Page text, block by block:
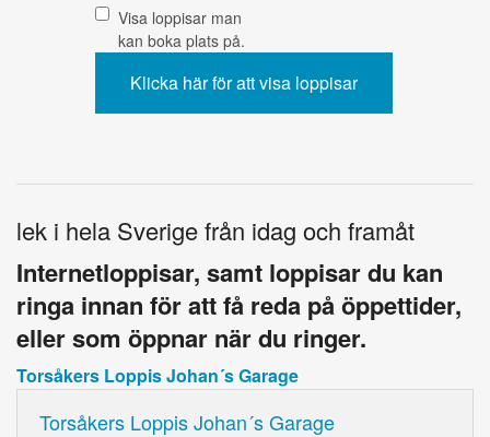
Visa loppisar man
kan boka plats på.
lek i hela Sverige från idag och framåt
Internetloppisar, samt loppisar du kan
ringa innan för att få reda på öppettider,
eller som öppnar när du ringer.
Torsåkers Loppis Johan´s Garage
Torsåkers Loppis Johan´s Garage